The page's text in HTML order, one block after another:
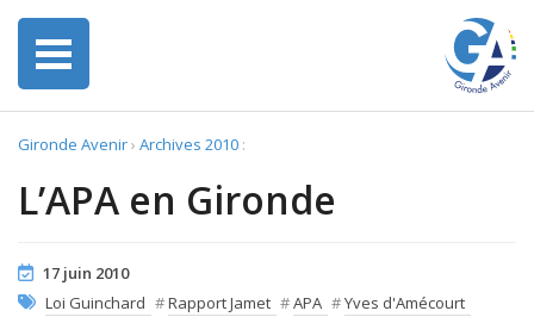
Gironde Avenir› Archives 2010 :
L’APA en Gironde
17 juin 2010
Loi Guinchard #Rapport Jamet #APA #Yves d'Amécourt